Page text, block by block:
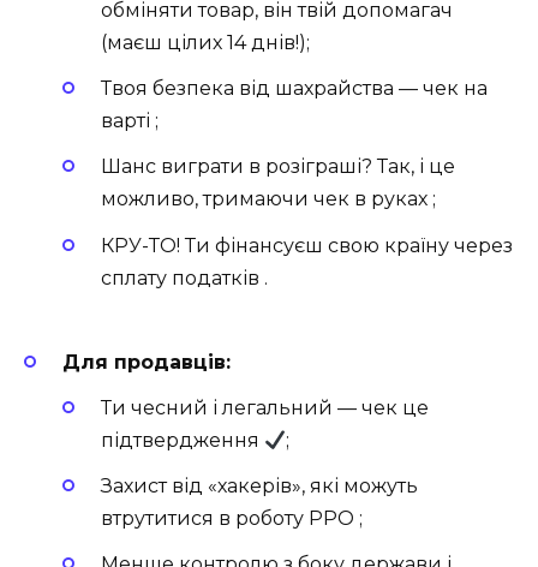
обміняти товар, він твій допомагач
(маєш цілих 14 днів!);
Твоя безпека від шахрайства — чек на
варті ;
Шанс виграти в розіграші? Так, і це
можливо, тримаючи чек в руках ;
КРУ-ТО! Ти фінансуєш свою країну через
сплату податків .
Для продавців:
Ти чесний і легальний — чек це
підтвердження
;
Захист від «хакерів», які можуть
втрутитися в роботу РРО ️;